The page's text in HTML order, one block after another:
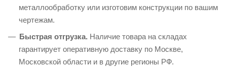
металлообработку или изготовим конструкции по вашим
чертежам.
Быстрая отгрузка. Наличие товара на складах
гарантирует оперативную доставку по Москве,
Московской области и в другие регионы РФ.